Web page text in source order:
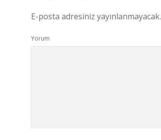
E-posta adresiniz yayınlanmayacak.
Yorum